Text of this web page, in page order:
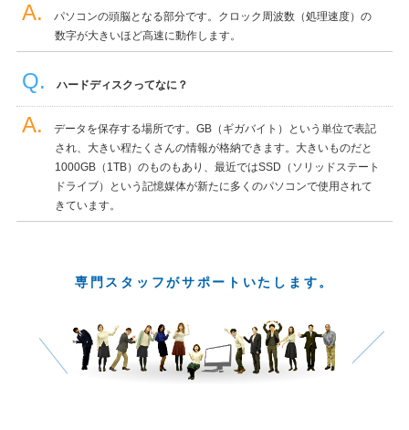
パソコンの頭脳となる部分です。クロック周波数（処理速度）の
数字が大きいほど高速に動作します。
ハードディスクってなに？
データを保存する場所です。GB（ギガバイト）という単位で表記
され、大きい程たくさんの情報が格納できます。大きいものだと
1000GB（1TB）のものもあり、最近ではSSD（ソリッドステート
ドライブ）という記憶媒体が新たに多くのパソコンで使用されて
きています。
専門スタッフがサポートいたします。